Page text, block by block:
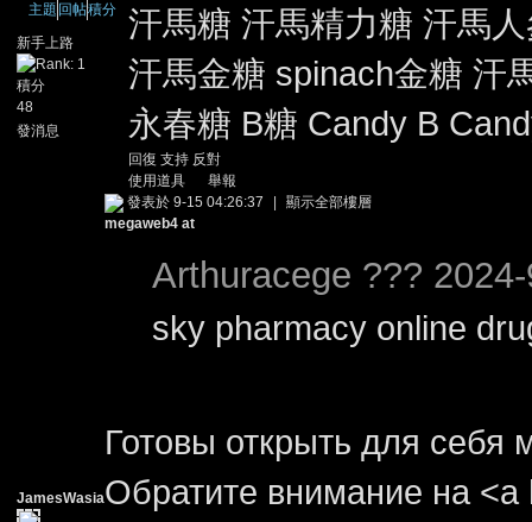
主題 回帖積分
新手上路
積分
48
發消息
汗馬糖 汗馬精力糖 汗馬
汗馬金糖 spinach金糖 汗
永春糖 B糖 Candy B
回復 支持 反對
使用道具
舉報
JamesWasia
發表於 9-15 04:26:37
顯示全部樓層
megaweb4 at
Arthuracege ???
sky pharmacy online
Готовы открыть для себя
Обратите внимание на